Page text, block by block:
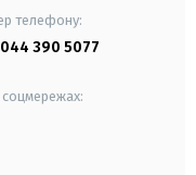
телефону:
390 5077